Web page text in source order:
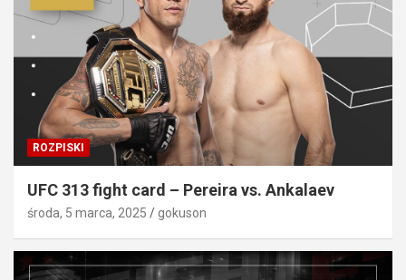
ROZPISKI
UFC 313 fight card – Pereira vs. Ankalaev
środa, 5 marca, 2025 gokuson